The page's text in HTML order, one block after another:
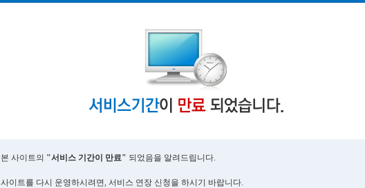
본 사이트의 "서비스 기간이 만료" 되었음을 알려드립니다.
사이트를 다시 운영하시려면, 서비스 연장 신청을 하시기 바랍니다.